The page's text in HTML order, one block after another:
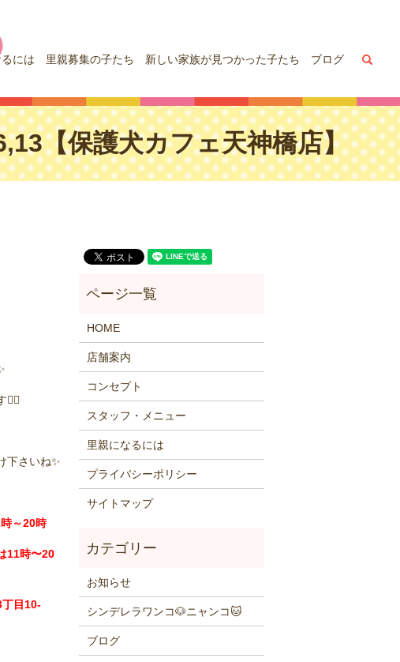
には 里親募集の子たち 新しい家族が見つかった子たち ブログ
【保護犬カフェ天神橋店】
🙇‍♂️
下さいね✨
～20時
20
丁目10-
HOME
店舗案内
コンセプト
スタッフ・メニュー
里親になるには
プライバシーポリシー
サイトマップ
お知らせ
シンデレラワンコ🐶ニャンコ🐱
ブログ